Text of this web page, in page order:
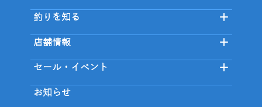
釣りを知る
店舗情報
セール・イベント
お知らせ